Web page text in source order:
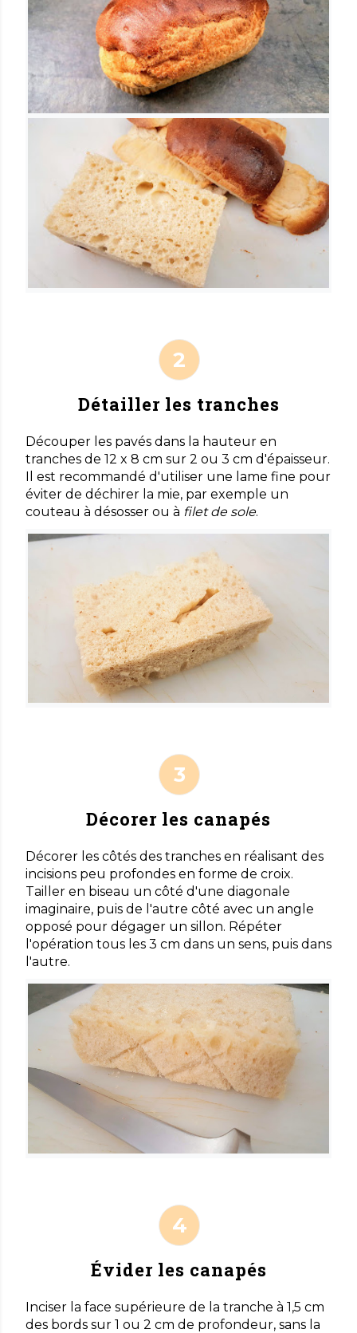
Détailler les tranches
Découper les pavés dans la hauteur en
tranches de 12 x 8 cm sur 2 ou 3 cm d'épaisseur.
Il est recommandé d'utiliser une lame fine pour
éviter de déchirer la mie, par exemple un
couteau à désosser ou à filet de sole.
Décorer les canapés
Décorer les côtés des tranches en réalisant des
incisions peu profondes en forme de croix.
Tailler en biseau un côté d'une diagonale
imaginaire, puis de l'autre côté avec un angle
opposé pour dégager un sillon. Répéter
l'opération tous les 3 cm dans un sens, puis dans
l'autre.
Évider les canapés
Inciser la face supérieure de la tranche à 1,5 cm
des bords sur 1 ou 2 cm de profondeur, sans la